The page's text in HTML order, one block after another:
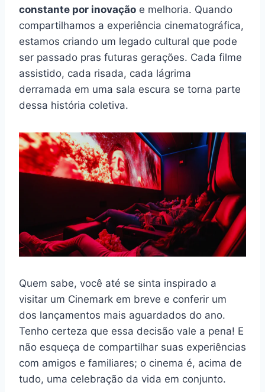
constante por inovação e melhoria. Quando
compartilhamos a experiência cinematográfica,
estamos criando um legado cultural que pode
ser passado pras futuras gerações. Cada filme
assistido, cada risada, cada lágrima
derramada em uma sala escura se torna parte
dessa história coletiva.
Quem sabe, você até se sinta inspirado a
visitar um Cinemark em breve e conferir um
dos lançamentos mais aguardados do ano.
Tenho certeza que essa decisão vale a pena! E
não esqueça de compartilhar suas experiências
com amigos e familiares; o cinema é, acima de
tudo, uma celebração da vida em conjunto.